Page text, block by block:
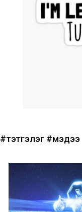
#тэтгэлэг #мэдээ